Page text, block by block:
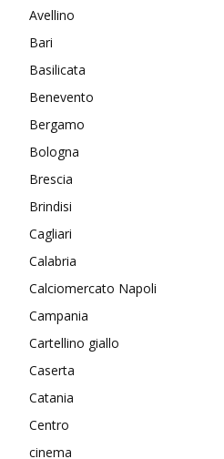
Avellino
Bari
Basilicata
Benevento
Bergamo
Bologna
Brescia
Brindisi
Cagliari
Calabria
Calciomercato Napoli
Campania
Cartellino giallo
Caserta
Catania
Centro
cinema